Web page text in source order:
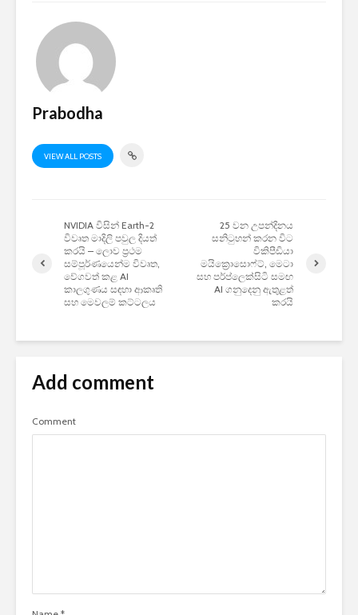
Prabodha
VIEW ALL POSTS
NVIDIA විසින් Earth-2
විවෘත මාදිලි පවුල දියත්
කරයි – ලොව ප්‍රථම
සම්පූර්ණයෙන්ම විවෘත,
වේගවත් කළ AI
කාලගුණය සඳහා ආකෘති
සහ මෙවලම් කට්ටලය
25 වන උපන්දිනය
සනිටුහන් කරන විට
විකිපීඩියා
මයික්‍රොසොෆ්ට්, මෙටා
සහ පර්ප්ලෙක්සිටි සමඟ
AI ගනුදෙනු ඇතුළත්
කරයි
Add comment
Comment